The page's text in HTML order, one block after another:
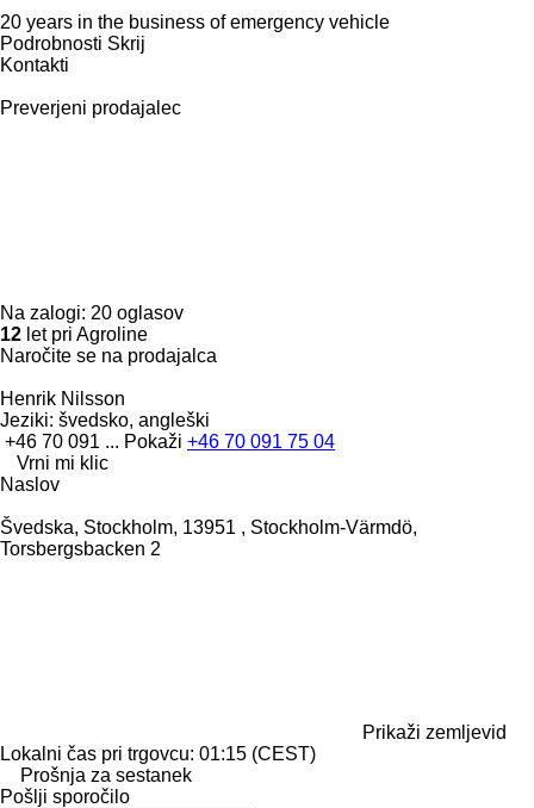
20 years in the business of emergency vehicle
Podrobnosti Skrij
Kontakti
Preverjeni prodajalec
Na zalogi: 20 oglasov
12 let pri Agroline
Naročite se na prodajalca
Henrik Nilsson
Jeziki: švedsko, angleški
+46 70 091 ... Pokaži +46 70 091 75 04
Vrni mi klic
Naslov
Švedska, Stockholm, 13951 , Stockholm-Värmdö,
Torsbergsbacken 2
Prikaži zemljevid
Lokalni čas pri trgovcu: 01:15 (CEST)
Prošnja za sestanek
Pošlji sporočilo